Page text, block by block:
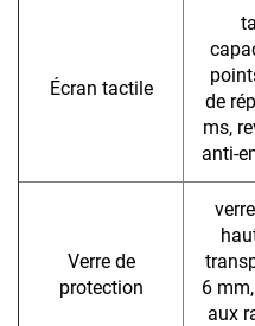
Écran tactile
de
ms,
anti-
Verre de
protection
6
aux